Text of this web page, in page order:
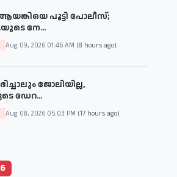
പൂട്ടി പോലീസ്;
നേ...
Aug 09, 2026 01:46 AM (8 hours ago)
ജോലിയില്ല,
ഡേറ...
Aug 08, 2026 05:03 PM (17 hours ago)
6